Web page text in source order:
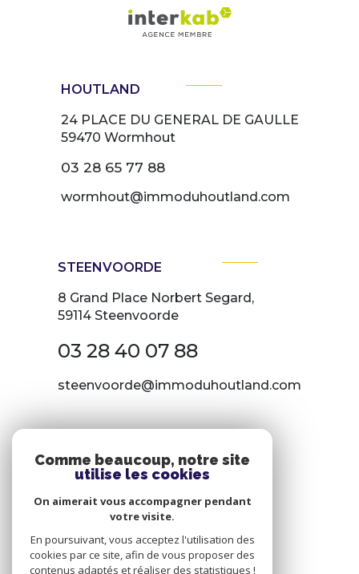
HOUTLAND
24 PLACE DU GENERAL DE GAULLE
59470 Wormhout
03 28 65 77 88
wormhout@immoduhoutland.com
STEENVOORDE
8 Grand Place Norbert Segard,
59114 Steenvoorde
03 28 40 07 88
steenvoorde@immoduhoutland.com
Nous suivre
Comme beaucoup, notre site
utilise les cookies
On aimerait vous accompagner pendant
votre visite.
En poursuivant, vous acceptez l'utilisation des
cookies par ce site, afin de vous proposer des
contenus adaptés et réaliser des statistiques !